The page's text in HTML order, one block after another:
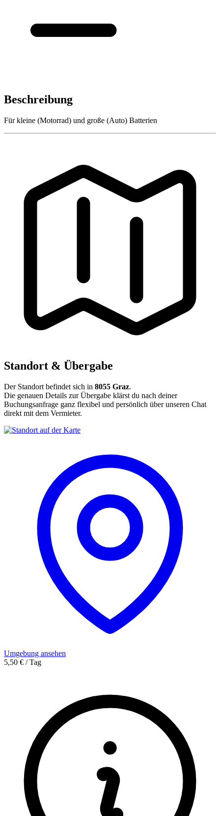
Beschreibung
Für kleine (Motorrad) und große (Auto) Batterien
Standort & Übergabe
Der Standort befindet sich in 8055 Graz.
Die genauen Details zur Übergabe klärst du nach deiner
Buchungsanfrage ganz flexibel und persönlich über unseren Chat
direkt mit dem Vermieter.
Umgebung ansehen
5,50 € / Tag